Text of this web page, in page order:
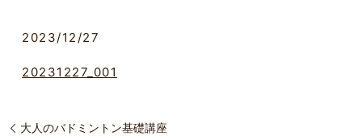
2023/12/27
20231227_001
大人のバドミントン基礎講座